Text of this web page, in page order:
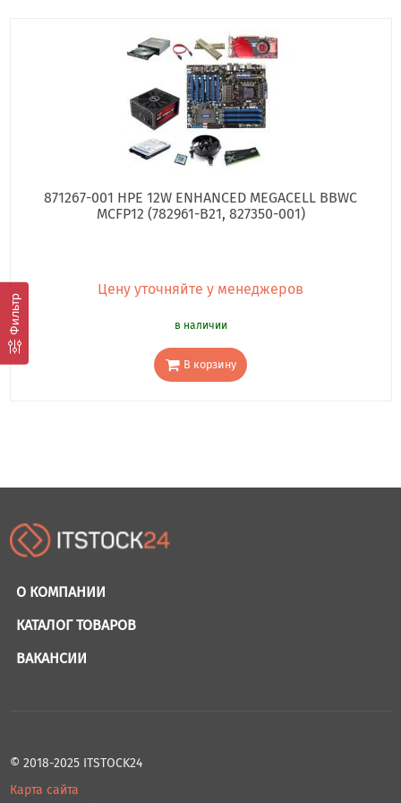
Фильтр
871267-001 HPE 12W ENHANCED MEGACELL BBWC
MCFP12 (782961-B21, 827350-001)
Цену уточняйте у менеджеров
в наличии
В корзину
О КОМПАНИИ
КАТАЛОГ ТОВАРОВ
ВАКАНСИИ
© 2018-2025 ITSTOCK24
Карта сайта